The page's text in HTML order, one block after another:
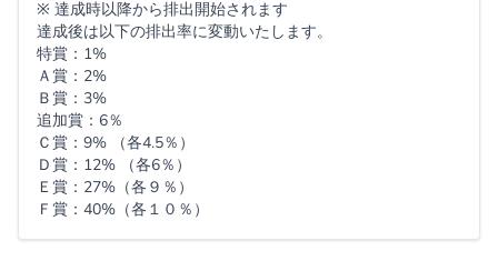
※ 達成時以降から排出開始されます
達成後は以下の排出率に変動いたします。
特賞：1%
Ａ賞：2%
Ｂ賞：3%
追加賞：6％
Ｃ賞：9% （各4.5％）
Ｄ賞：12% （各6％）
Ｅ賞：27%（各９％）
Ｆ賞：40%（各１０％）